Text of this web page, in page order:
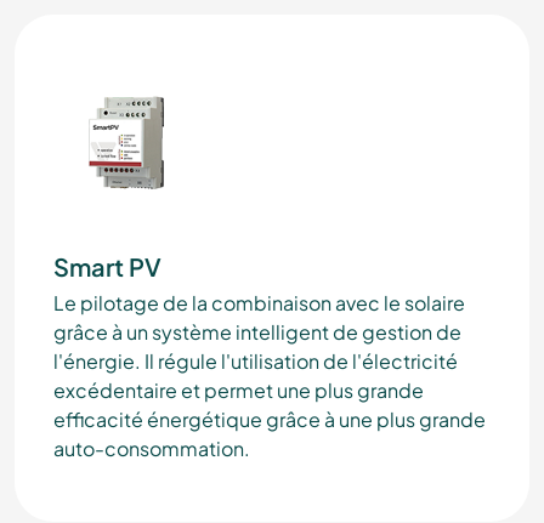
Smart PV
Le pilotage de la combinaison avec le solaire
grâce à un système intelligent de gestion de
l'énergie. Il régule l'utilisation de l'électricité
excédentaire et permet une plus grande
efficacité énergétique grâce à une plus grande
auto-consommation.